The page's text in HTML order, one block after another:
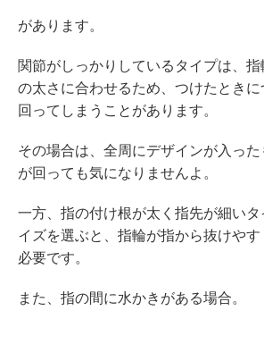
があります。
関節がしっかりしているタイプは、
の太さに合わせるため、つけたとき
回ってしまうことがあります。
その場合は、全周にデザインが入っ
が回っても気になりませんよ。
一方、指の付け根が太く指先が細い
イズを選ぶと、指輪が指から抜けや
必要です。
また、指の間に水かきがある場合。